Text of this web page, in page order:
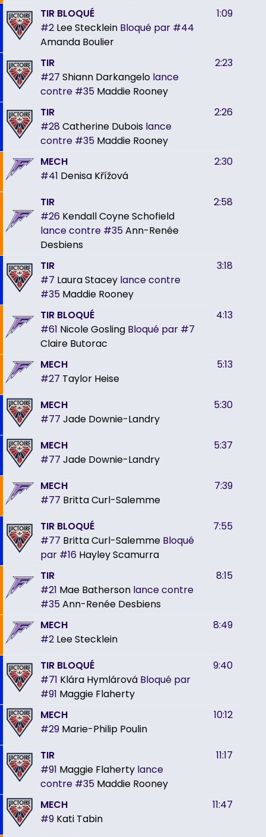
TIR BLOQUÉ
#2 Lee Stecklein Bloqué par #44
Amanda Boulier
1:09
TIR
#27 Shiann Darkangelo lance
contre #35 Maddie Rooney
2:23
TIR
#28 Catherine Dubois lance
contre #35 Maddie Rooney
2:26
MECH
#41 Denisa Křížová
2:30
TIR
#26 Kendall Coyne Schofield
lance contre #35Ann-Renée
Desbiens
2:58
TIR
#7 Laura Stacey lance contre
#35 Maddie Rooney
3:18
TIR BLOQUÉ
#61 Nicole Gosling Bloqué par #7
Claire Butorac
4:13
MECH
#27 Taylor Heise
5:13
MECH
#77 Jade Downie-Landry
5:30
MECH
#77 Jade Downie-Landry
5:37
MECH
#77 Britta Curl-Salemme
7:39
TIR BLOQUÉ
#77 Britta Curl-Salemme Bloqué
par #16 Hayley Scamurra
7:55
TIR
#21 Mae Batherson lance contre
#35Ann-Renée Desbiens
8:15
MECH
#2 Lee Stecklein
8:49
TIR BLOQUÉ
#71 Klára Hymlárová Bloqué par
#91 Maggie Flaherty
9:40
MECH
#29 Marie-Philip Poulin
10:12
TIR
#91 Maggie Flaherty lance
contre #35 Maddie Rooney
11:17
MECH
#9 Kati Tabin
11:47